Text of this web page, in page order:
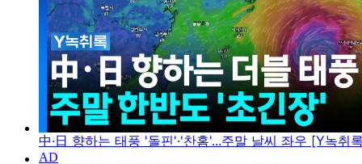
中·日 향하는 태풍 '돌핀'·'찬홈'...주말 날씨 좌우 [Y녹취